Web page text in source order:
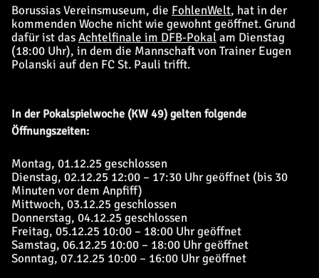
Borussias Vereinsmuseum, die FohlenWelt, hat in der
kommenden Woche nicht wie gewohnt geöffnet. Grund
dafür ist dasAchtelfinale im DFB-Pokalam Dienstag
(18:00 Uhr), in dem die Mannschaft von Trainer Eugen
Polanski auf den FC St. Pauli trifft.
In der Pokalspielwoche (KW 49) gelten folgende
Öffnungszeiten:
Montag, 01.12.25 geschlossen
Dienstag, 02.12.25 12:00 – 17:30 Uhr geöffnet (bis 30
Minuten vor dem Anpfiff)
Mittwoch, 03.12.25 geschlossen
Donnerstag, 04.12.25 geschlossen
Freitag, 05.12.25 10:00 – 18:00 Uhr geöffnet
Samstag, 06.12.25 10:00 – 18:00 Uhr geöffnet
Sonntag, 07.12.25 10:00 – 16:00 Uhr geöffnet